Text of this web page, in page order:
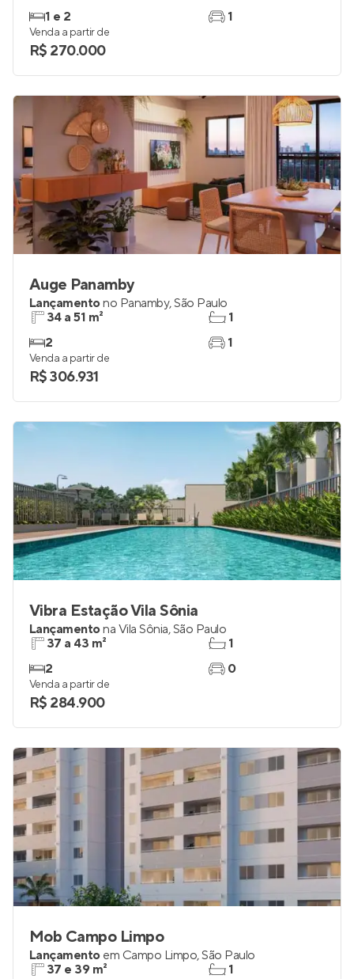
1 e 2
1
Venda a partir de
R$ 270.000
Auge Panamby
Lançamentono Panamby,São Paulo
34 a 51 m²
2
1
1
Venda a partir de
R$ 306.931
Vibra Estação Vila Sônia
Lançamentona Vila Sônia,São Paulo
37 a 43 m²
2
1
0
Venda a partir de
R$ 284.900
Mob Campo Limpo
Lançamento em Campo Limpo,São Paulo
37 e 39 m²
1